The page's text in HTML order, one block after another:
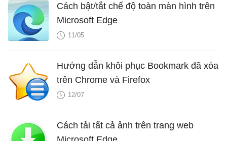
Cách bật/tắt chế độ toàn màn hình trên
Microsoft Edge
11/05
Hướng dẫn khôi phục Bookmark đã xóa
trên Chrome và Firefox
12/07
Cách tải tất cả ảnh trên trang web